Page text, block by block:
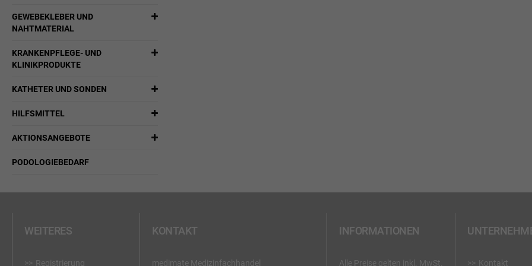
GEWEBEKLEBER UND
NAHTMATERIAL
KRANKENPFLEGE- UND
KLINIKPRODUKTE
KATHETER UND SONDEN
HILFSMITTEL
AKTIONSANGEBOTE
PODOLOGIEBEDARF
WEITERES
Registrierung
KONTAKT
medimate Medizinfachhandel
INFORMATIONEN
Alle Preise gelten inkl. MwSt. Kontakt